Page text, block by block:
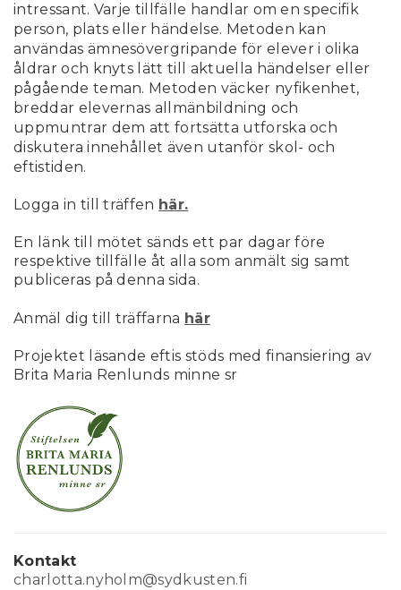
intressant. Varje tillfälle handlar om en specifik
person, plats eller händelse. Metoden kan
användas ämnesövergripande för elever i olika
åldrar och knyts lätt till aktuella händelser eller
pågående teman. Metoden väcker nyfikenhet,
breddar elevernas allmänbildning och
uppmuntrar dem att fortsätta utforska och
diskutera innehållet även utanför skol- och
eftistiden.
Logga in till träffen här.
En länk till mötet sänds ett par dagar före
respektive tillfälle åt alla som anmält sig samt
publiceras på denna sida.
Anmäl dig till träffarna här
Projektet läsande eftis stöds med finansiering av
Brita Maria Renlunds minne sr
Kontakt
charlotta.nyholm@sydkusten.fi